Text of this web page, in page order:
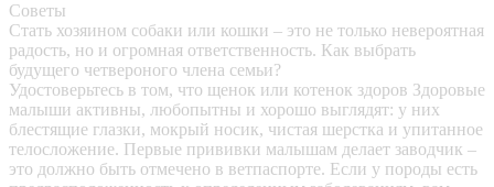
Советы
Стать хозяином собаки или кошки – это не только невероятная
радость, но и огромная ответственность. Как выбрать
будущего четвероного члена семьи?
Удостоверьтесь в том, что щенок или котенок здоров Здоровые
малыши активны, любопытны и хорошо выглядят: у них
блестящие глазки, мокрый носик, чистая шерстка и упитанное
телосложение. Первые прививки малышам делает заводчик –
это должно быть отмечено в ветпаспорте. Если у породы есть